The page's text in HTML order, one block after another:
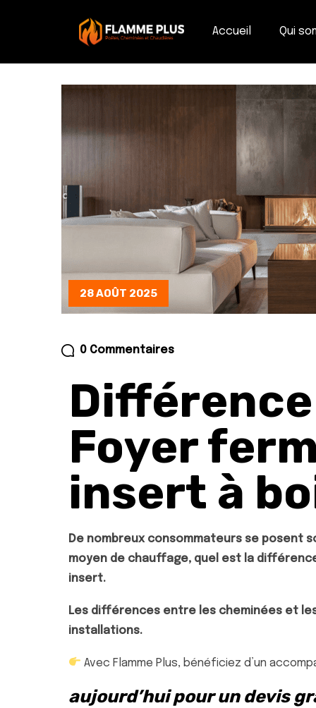
Accueil Qui
28 AOÛT 2025
0 Commentaires
Foyer
insert à
De nombreux consommateurs se posent
moyen de chauffage, quel est la
insert.
Les différences entre les cheminées et
installations.
Avec Flamme Plus, bénéficiez d’un
aujourd’hui pour un devis